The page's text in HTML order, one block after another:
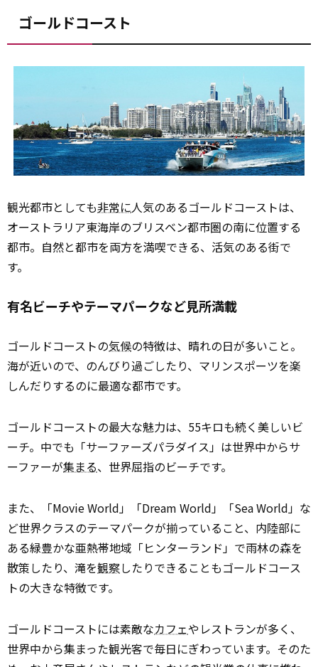
ゴールドコースト
観光都市としても非常に人気のあるゴールドコーストは、
オーストラリア東海岸のブリスベン都市圏の南に位置する
都市。自然と都市を両方を満喫できる、活気のある街で
す。
有名ビーチやテーマパークなど見所満載
ゴールドコーストの気候の特徴は、晴れの日が多いこと。
海が近いので、のんびり過ごしたり、マリンスポーツを楽
しんだりするのに最適な都市です。
ゴールドコーストの最大な魅力は、55キロも続く美しいビ
ーチ。中でも「サーファーズパラダイス」は世界中からサ
ーファーが集まる、世界屈指のビーチです。
また、「Movie World」「Dream World」「Sea World」な
ど世界クラスのテーマパークが揃っていること、内陸部に
ある緑豊かな亜熱帯地域「ヒンターランド」で雨林の森を
散策したり、滝を観察したりできることもゴールドコース
トの大きな特徴です。
ゴールドコーストには素敵なカフェやレストランが多く、
世界中から集まった観光客で毎日にぎわっています。そのた